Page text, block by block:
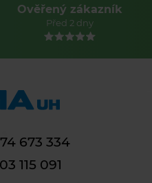
Ověřený zákazník
Před 2 dny
673 334
115 091